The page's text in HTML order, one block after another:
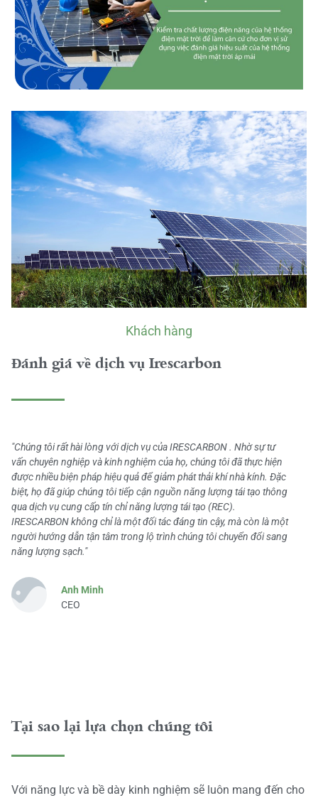
Khách hàng
Đánh giá về dịch vụ Irescarbon
"Chúng tôi rất hài lòng với dịch vụ của IRESCARBON . Nhờ sự tư
vấn chuyên nghiệp và kinh nghiệm của họ, chúng tôi đã thực hiện
được nhiều biện pháp hiệu quả để giảm phát thải khí nhà kính. Đặc
biệt, họ đã giúp chúng tôi tiếp cận nguồn năng lượng tái tạo thông
qua dịch vụ cung cấp tín chỉ năng lượng tái tạo (REC).
IRESCARBON không chỉ là một đối tác đáng tin cậy, mà còn là một
người hướng dẫn tận tâm trong lộ trình chúng tôi chuyển đổi sang
năng lượng sạch."
Anh Minh
CEO
Tại sao lại lựa chọn chúng tôi
Với năng lực và bề dày kinh nghiệm sẽ luôn mang đến cho